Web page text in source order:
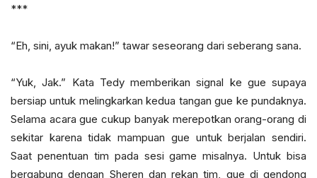
***
“Eh, sini, ayuk makan!” tawar seseorang dari seberang sana.
“Yuk, Jak.” Kata Tedy memberikan signal ke gue supaya
bersiap untuk melingkarkan kedua tangan gue ke pundaknya.
Selama acara gue cukup banyak merepotkan orang-orang di
sekitar karena tidak mampuan gue untuk berjalan sendiri.
Saat penentuan tim pada sesi game misalnya. Untuk bisa
bergabung dengan Sheren dan rekan tim, gue di gendong